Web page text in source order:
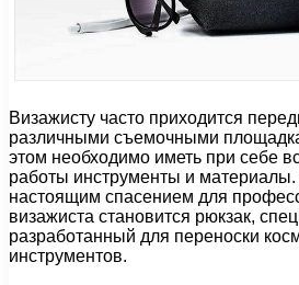
Визажисту часто приходится
различными съемочными
этом необходимо иметь при себе
работы инструменты и материалы.
настоящим спасением для
визажиста становится рюкзак,
разработанный для переноски
инструментов.